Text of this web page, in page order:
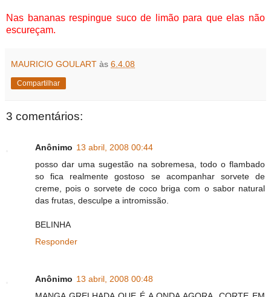
Nas bananas respingue suco de limão para que elas não
escureçam.
MAURICIO GOULART às 6.4.08
Compartilhar
3 comentários:
Anônimo 13 abril, 2008 00:44
posso dar uma sugestão na sobremesa, todo o flambado
so fica realmente gostoso se acompanhar sorvete de
creme, pois o sorvete de coco briga com o sabor natural
das frutas, desculpe a intromissão.
BELINHA
Responder
Anônimo 13 abril, 2008 00:48